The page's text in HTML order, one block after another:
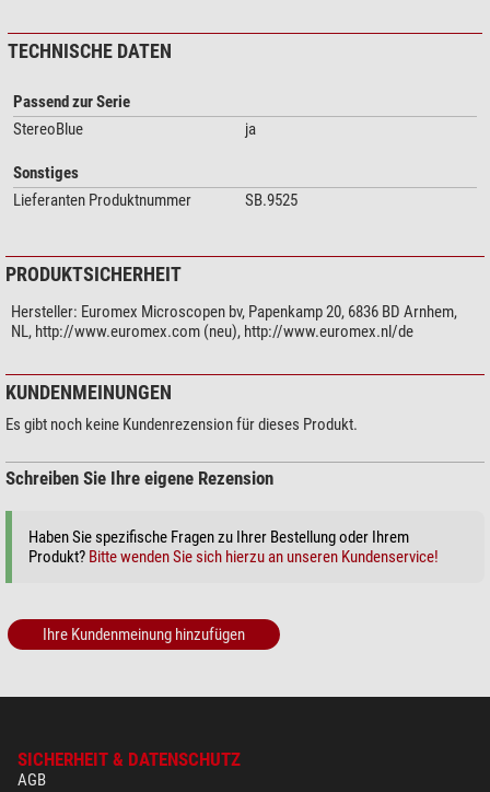
TECHNISCHE DATEN
Passend zur Serie
StereoBlue
ja
Sonstiges
Lieferanten Produktnummer
SB.9525
PRODUKTSICHERHEIT
Hersteller: Euromex Microscopen bv, Papenkamp 20, 6836 BD Arnhem,
NL, http://www.euromex.com (neu), http://www.euromex.nl/de
KUNDENMEINUNGEN
Es gibt noch keine Kundenrezension für dieses Produkt.
Schreiben Sie Ihre eigene Rezension
Haben Sie spezifische Fragen zu Ihrer Bestellung oder Ihrem
Produkt? Bitte wenden Sie sich hierzu an unseren Kundenservice!
Ihre Kundenmeinung hinzufügen
SICHERHEIT & DATENSCHUTZ
AGB